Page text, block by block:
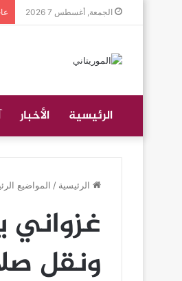
الجمعة, أغسطس 7 2026
الرئيسية الأخبار
الرئيسية / المواضيع
ونقل